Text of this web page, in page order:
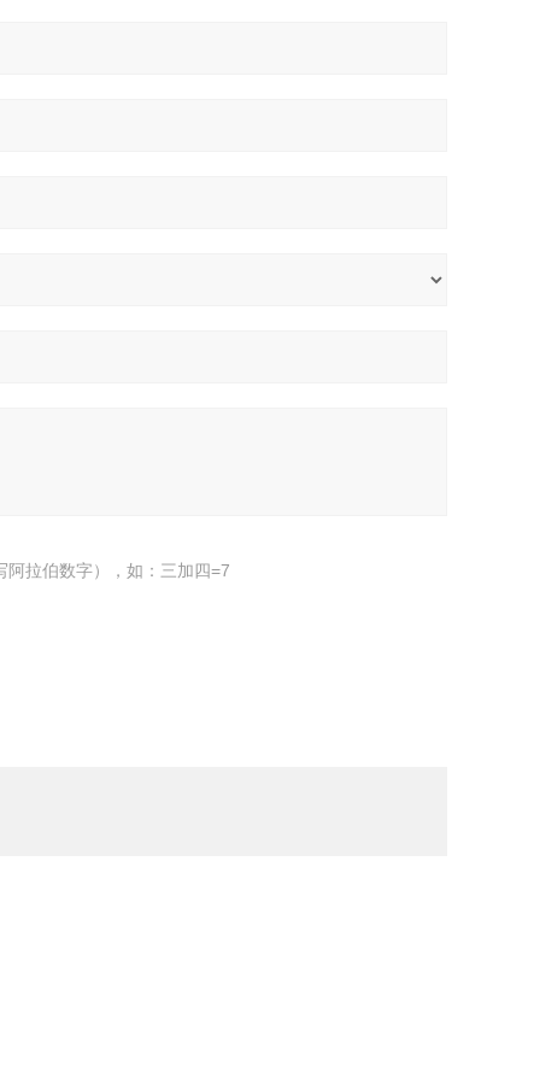
阿拉伯数字），如：三加四=7